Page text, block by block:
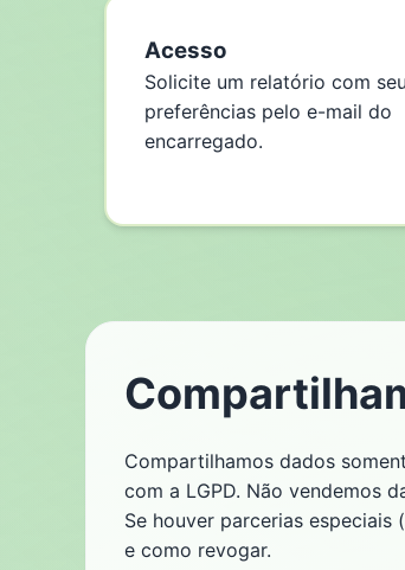
Acesso
Solicite um relatório com
preferências pelo e-mail do
encarregado.
Compartilhamos dados
com a LGPD. Não vendemos
Se houver parcerias
e como revogar.